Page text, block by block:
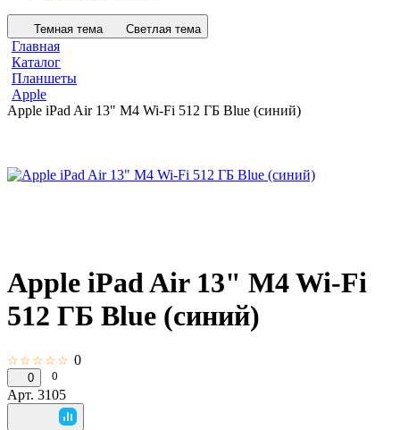
Темная тема Светлая тема
Главная
Каталог
Планшеты
Apple
Apple iPad Air 13" M4 Wi-Fi 512 ГБ Blue (синий)
Apple iPad Air 13" M4 Wi-Fi
512 ГБ Blue (синий)
☆☆☆☆☆ 0
0 0
Арт. 3105